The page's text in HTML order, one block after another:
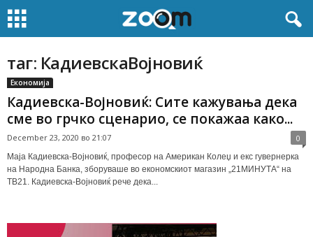
таг: КадиевскаВојновиќ
Економија
Кадиевска-Војновиќ: Сите кажувања дека
сме во грчко сценарио, се покажаа како...
December 23, 2020 во 21:07 0
Маја Кадиевска-Војновиќ, професор на Американ Колеџ и екс гувернерка
на Народна Банка, зборуваше во економскиот магазин „21МИНУТА“ на
ТВ21. Кадиевска-Војновиќ рече дека...